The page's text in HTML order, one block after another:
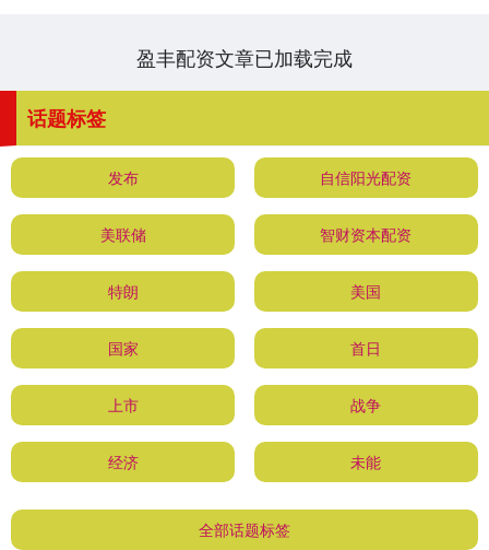
盈丰配资文章已加载完成
话题标签
发布 自信阳光配资
美联储 智财资本配资
特朗 美国
国家 首日
上市 战争
经济 未能
全部话题标签